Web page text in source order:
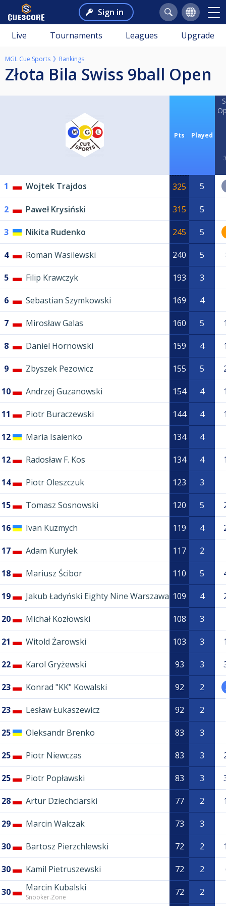
Sign in
Live Tournaments Leagues Upgrade
MGL Cue Sports Rankings
Złota Bila Swiss 9ball Open
Pts Played
1 Wojtek Trajdos 325 5
2 Paweł Krysiński 315 5
3 Nikita Rudenko 245 5
4 Roman Wasilewski 240 5
5 Filip Krawczyk 193 3
6 Sebastian Szymkowski 169 4
7 Mirosław Galas 160 5
8 Daniel Hornowski 159 4
9 Zbyszek Pezowicz 155 5
10 Andrzej Guzanowski 154 4
11 Piotr Buraczewski 144 4
12 Maria Isaienko 134 4
12 Radosław F. Kos 134 4
14 Piotr Oleszczuk 123 3
15 Tomasz Sosnowski 120 5
16 Ivan Kuzmych 119 4
17 Adam Kuryłek 117 2
18 Mariusz Ścibor 110 5
19 Jakub Ładyński Eighty Nine Warszawa 109 4
20 Michał Kozłowski 108 3
21 Witold Żarowski 103 3
22 Karol Gryżewski 93 3
23 Konrad "KK" Kowalski 92 2
23 Lesław Łukaszewicz 92 2
25 Oleksandr Brenko 83 3
25 Piotr Niewczas 83 3
25 Piotr Popławski 83 3
28 Artur Dziechciarski 77 2
29 Marcin Walczak 73 3
30 Bartosz Pierzchlewski 72 2
30 Kamil Pietruszewski 72 2
30 Marcin Kubalski
Snooker.Zone 72 2